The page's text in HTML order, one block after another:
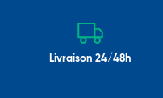
Livraison 24/48h